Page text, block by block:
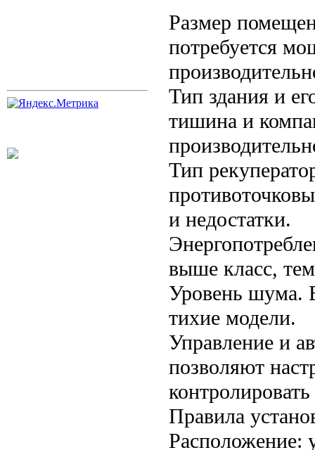
Размер
потребуется
Тип здания и
тишина и
Тип
и недостатки.
выше класс,
Уровень шума.
тихие модели.
Управление и
позволяют
Правила
Расположение: